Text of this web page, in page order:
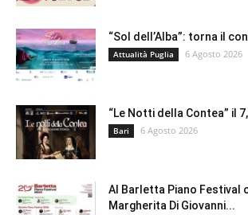
“Sol dell’Alba”: torna il
Attualità Puglia 6 Agosto 2026
“Le Notti della Contea” il
Bari 6 Agosto 2026
Al Barletta Piano Festival
Margherita Di Giovanni...